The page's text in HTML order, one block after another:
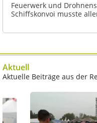
Feuerwerk und
Schiffskonvoi musste
Aktuell
Aktuelle Beiträge aus der